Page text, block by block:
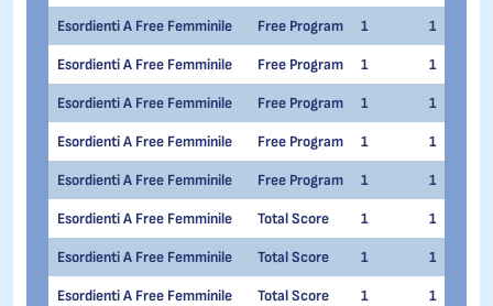
Esordienti A Free Femminile Free Program 1 1
Esordienti A Free Femminile Free Program 1 1
Esordienti A Free Femminile Free Program 1 1
Esordienti A Free Femminile Free Program 1 1
Esordienti A Free Femminile Free Program 1 1
Esordienti A Free Femminile Total Score 1 1
Esordienti A Free Femminile Total Score 1 1
Esordienti A Free Femminile Total Score 1 1